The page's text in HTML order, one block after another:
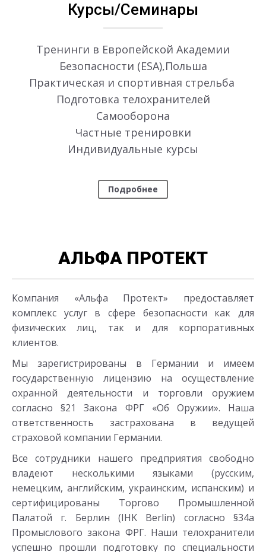
Курсы/Семинары
Тренинги в Европейской Академии
Безопасности (ESA),Польша
Практическая и спортивная стрельба
Подготовка телохранителей
Самооборона
Частные тренировки
Индивидуальные курсы
Подробнее
АЛЬФА ПРОТЕКТ
Компания «Альфа Протект» предоставляет
комплекс услуг в сфере безопасности как для
физических лиц, так и для корпоративных
клиентов.
Мы зарегистрированы в Германии и имеем
государственную лицензию на осуществление
охранной деятельности и торговли оружием
согласно §21 Закона ФРГ «Об Оружии». Наша
ответственность застрахована в ведущей
страховой компании Германии.
Все сотрудники нашего предприятия свободно
владеют несколькими языками (русским,
немецким, английским, украинским, испанским) и
сертифицированы Торгово Промышленной
Палатой г. Берлин (IHK Berlin) согласно §34a
Промыслового закона ФРГ. Наши телохранители
успешно прошли подготовку по специальности